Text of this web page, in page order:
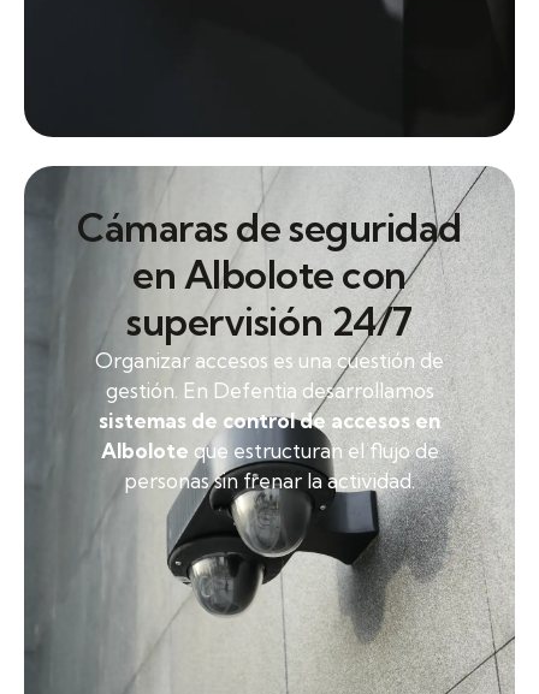
Cámaras de seguridad
en Albolote con
supervisión 24/7
Organizar accesos es una cuestión de
gestión. En Defentia desarrollamos
sistemas de control de accesos en
Albolote que estructuran el flujo de
personas sin frenar la actividad.